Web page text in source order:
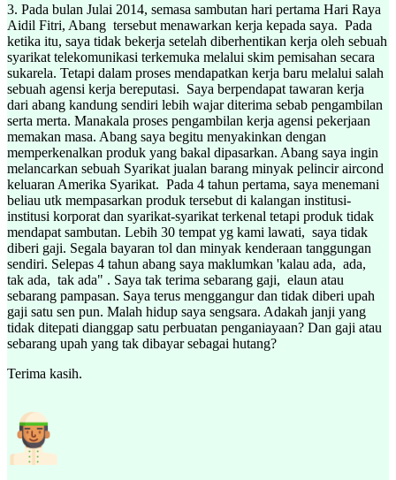
3. Pada bulan Julai 2014, semasa sambutan hari pertama Hari Raya
Aidil Fitri, Abang tersebut menawarkan kerja kepada saya. Pada
ketika itu, saya tidak bekerja setelah diberhentikan kerja oleh sebuah
syarikat telekomunikasi terkemuka melalui skim pemisahan secara
sukarela. Tetapi dalam proses mendapatkan kerja baru melalui salah
sebuah agensi kerja bereputasi. Saya berpendapat tawaran kerja
dari abang kandung sendiri lebih wajar diterima sebab pengambilan
serta merta. Manakala proses pengambilan kerja agensi pekerjaan
memakan masa. Abang saya begitu menyakinkan dengan
memperkenalkan produk yang bakal dipasarkan. Abang saya ingin
melancarkan sebuah Syarikat jualan barang minyak pelincir aircond
keluaran Amerika Syarikat. Pada 4 tahun pertama, saya menemani
beliau utk mempasarkan produk tersebut di kalangan institusi-
institusi korporat dan syarikat-syarikat terkenal tetapi produk tidak
mendapat sambutan. Lebih 30 tempat yg kami lawati, saya tidak
diberi gaji. Segala bayaran tol dan minyak kenderaan tanggungan
sendiri. Selepas 4 tahun abang saya maklumkan 'kalau ada, ada,
tak ada, tak ada" . Saya tak terima sebarang gaji, elaun atau
sebarang pampasan. Saya terus menggangur dan tidak diberi upah
gaji satu sen pun. Malah hidup saya sengsara. Adakah janji yang
tidak ditepati dianggap satu perbuatan penganiayaan? Dan gaji atau
sebarang upah yang tak dibayar sebagai hutang?
Terima kasih.